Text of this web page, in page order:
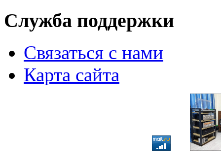
Служба поддержки
Связаться с нами
Карта сайта